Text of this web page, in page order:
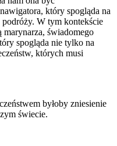
który spogląda na
W tym kontekście
marynarza, świadomego
spogląda nie tylko na
których musi
byłoby zniesienie
świecie.